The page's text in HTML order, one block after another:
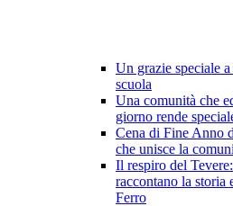
Un grazie speciale
scuola
Una comunità che
giorno rende
Cena di Fine Anno
che unisce la
Il respiro del
raccontano la storia
Ferro